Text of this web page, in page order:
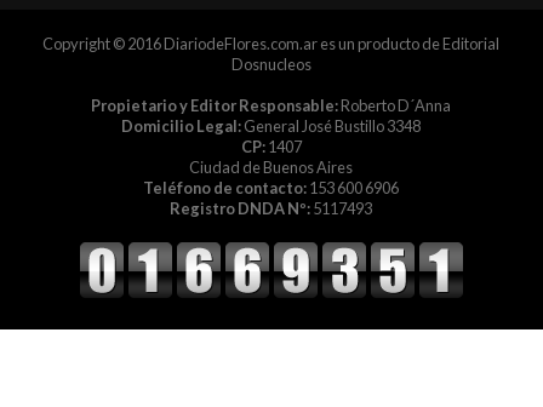
Copyright © 2016 DiariodeFlores.com.ar es un producto de Editorial
Dosnucleos
Propietario y Editor Responsable:Roberto D´Anna
Domicilio Legal:General José Bustillo 3348
CP:1407
Ciudad de Buenos Aires
Teléfono de contacto:153 600 6906
Registro DNDA Nº:5117493